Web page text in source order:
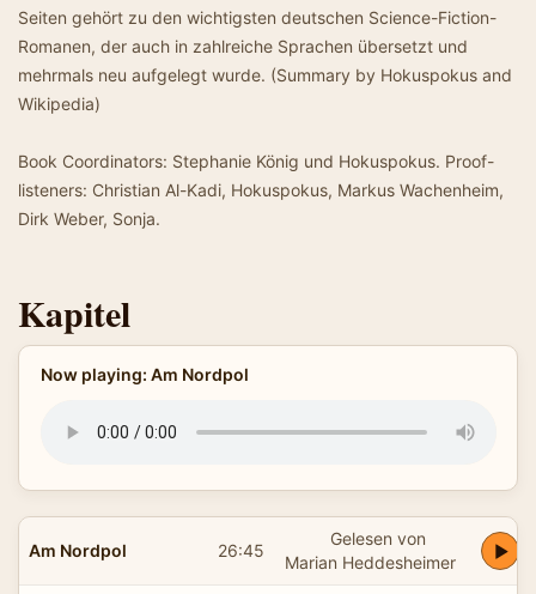
Seiten gehört zu den wichtigsten deutschen Science-Fiction-
Romanen, der auch in zahlreiche Sprachen übersetzt und
mehrmals neu aufgelegt wurde. (Summary by Hokuspokus and
Wikipedia)
Book Coordinators: Stephanie König und Hokuspokus. Proof-
listeners: Christian Al-Kadi, Hokuspokus, Markus Wachenheim,
Dirk Weber, Sonja.
Kapitel
Now playing: Am Nordpol
Am Nordpol 26:45
Gelesen von
Marian Heddesheimer